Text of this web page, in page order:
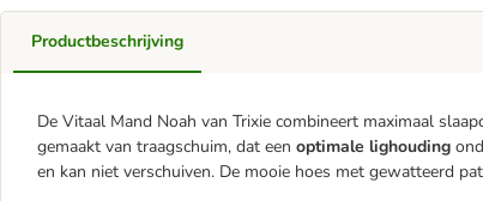
Productbeschrijving
De Vitaal Mand Noah van Trixie combineert maximaal
gemaakt van traagschuim, dat een optimale lighouding
en kan niet verschuiven. De mooie hoes met gewatteerd